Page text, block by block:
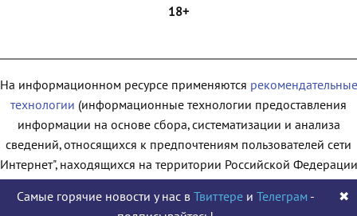
18+
На информационном ресурсе применяются рекомендательные
технологии (информационные технологии предоставления
информации на основе сбора, систематизации и анализа
сведений, относящихся к предпочтениям пользователей сети
находящихся на территории Российской
Самые горячие новости у нас в Твиттереи Телеграм -
✖